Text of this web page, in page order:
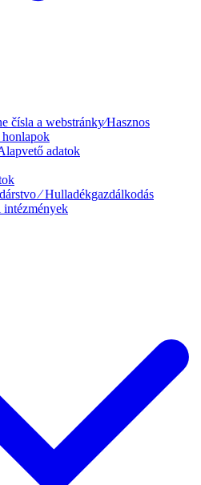
čísla a webstránky⁄Hasznos
honlapok
adatok
⁄ Hulladékgazdálkodás
intézmények